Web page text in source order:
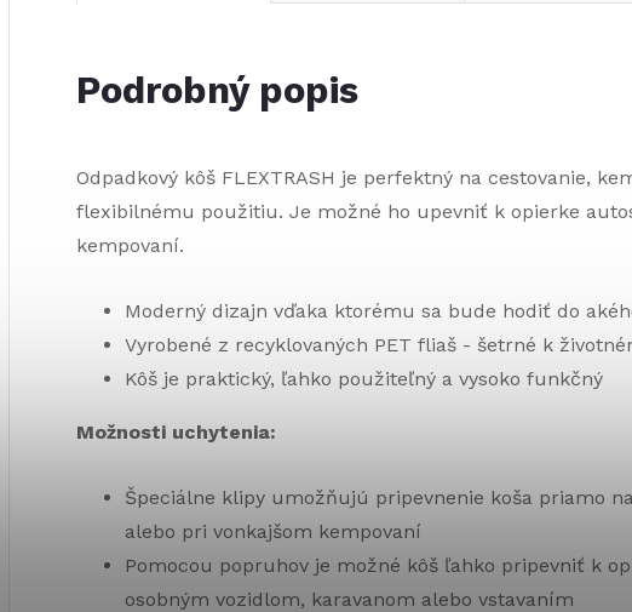
Podrobný popis
Odpadkový kôš FLEXTRASH je perfektný na cestovanie,
flexibilnému použitiu. Je možné ho upevniť k opierke
kempovaní.
Moderný dizajn vďaka ktorému sa bude hodiť do
Vyrobené z recyklovaných PET fliaš - šetrné k
Kôš je praktický, ľahko použiteľný a vysoko funkčný
Možnosti uchytenia:
Špeciálne klipy umožňujú pripevnenie koša priamo
alebo pri vonkajšom kempovaní
Pomocou popruhov je možné kôš ľahko pripevniť k
osobným vozidlom, karavanom alebo vstavaním